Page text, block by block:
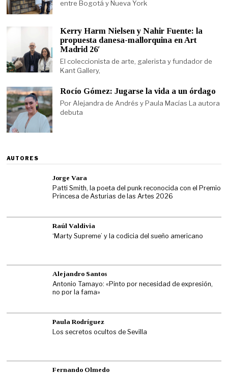
entre Bogotá y Nueva York
Kerry Harm Nielsen y Nahir Fuente: la
propuesta danesa-mallorquina en Art
Madrid 26′
El coleccionista de arte, galerista y fundador de
Kant Gallery,
Rocío Gómez: Jugarse la vida a un órdago
Por Alejandra de Andrés y Paula Macías La autora
debuta
AUTORES
Jorge Vara
Patti Smith, la poeta del punk reconocida con el Premio
Princesa de Asturias de las Artes 2026
Raúl Valdivia
‘Marty Supreme’ y la codicia del sueño americano
Alejandro Santos
Antonio Tamayo: «Pinto por necesidad de expresión,
no por la fama»
Paula Rodríguez
Los secretos ocultos de Sevilla
Fernando Olmedo